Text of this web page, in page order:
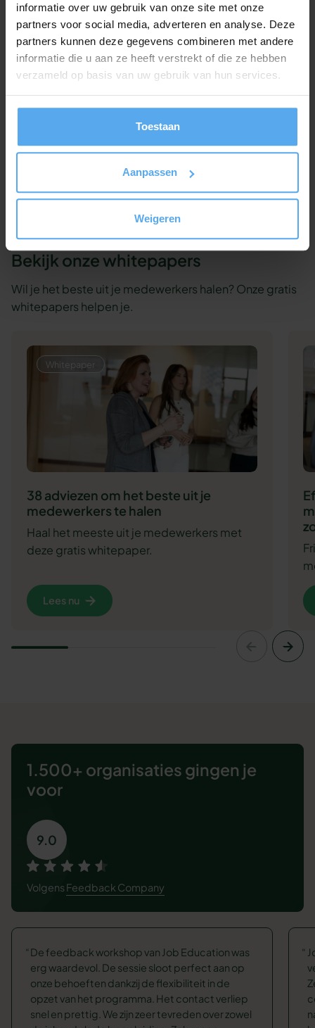
informatie over uw gebruik van onze site met onze
partners voor social media, adverteren en analyse. Deze
partners kunnen deze gegevens combineren met andere
informatie die u aan ze heeft verstrekt of die ze hebben
verzameld op basis van uw gebruik van hun services.
Toestaan
Aanpassen
Weigeren
verder!
Onze workshop adviseurs staan klaar om je
geheel vrijblijvend te adviseren.
Contact opnemen
Of bel ons gewoon even op 030 - 227 2404
Bekijk onze whitepapers
Wil je het beste uit je medewerkers halen? Onze gratis
whitepapers helpen je.
Whitepaper
38 adviezen om het beste uit je
medewerkers te halen
Haal het meeste uit je medewerkers met
deze gratis whitepaper.
Lees nu
1.500+ organisaties gingen je
voor
9.0
VolgensFeedback Company
De feedback workshop van Job Education was
erg waardevol. De sessie sloot perfect aan op
onze behoeften dankzij de flexibiliteit in de
opzet van het programma. Het contact verliep
snel en prettig. We zijn zeer tevreden over zowel